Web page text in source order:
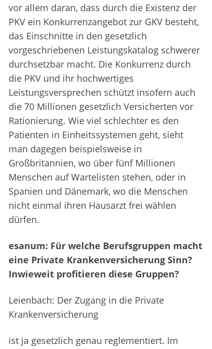
vor allem daran, dass durch die Existenz der
PKV ein Konkurrenzangebot zur GKV besteht,
das Einschnitte in den gesetzlich
vorgeschriebenen Leistungskatalog schwerer
durchsetzbar macht. Die Konkurrenz durch
die PKV und ihr hochwertiges
Leistungsversprechen schützt insofern auch
die 70 Millionen gesetzlich Versicherten vor
Rationierung. Wie viel schlechter es den
Patienten in Einheitssystemen geht, sieht
man dagegen beispielsweise in
Großbritannien, wo über fünf Millionen
Menschen auf Wartelisten stehen, oder in
Spanien und Dänemark, wo die Menschen
nicht einmal ihren Hausarzt frei wählen
dürfen.
esanum: Für welche Berufsgruppen macht
eine Private Krankenversicherung Sinn?
Inwieweit profitieren diese Gruppen?
Leienbach: Der Zugang in die Private
Krankenversicherung
ist ja gesetzlich genau reglementiert. Im